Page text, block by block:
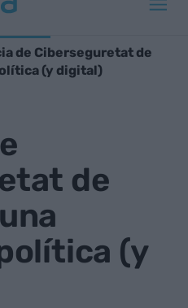
de Ciberseguretat de
(y digital)
de
(y